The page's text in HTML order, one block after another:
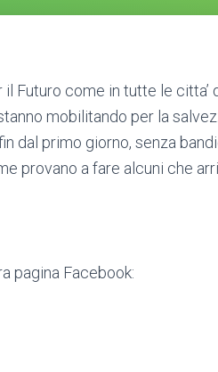
Futuro come in tutte le citta’
mobilitando per la
dal primo giorno, senza
provano a fare alcuni che
pagina Facebook: